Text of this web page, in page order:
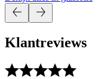
Klantreviews